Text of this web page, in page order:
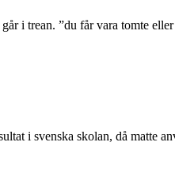
i trean. ”du får vara tomte
i svenska skolan, då matte